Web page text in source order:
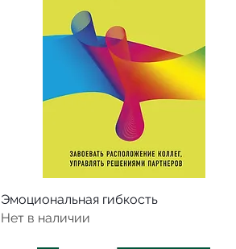
Эмоциональная гибкость
Нет в наличии